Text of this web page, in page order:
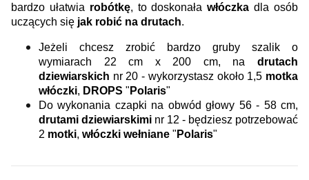
bardzo ułatwia robótkę, to doskonała włóczka dla osób
uczących się jak robić na drutach.
Jeżeli chcesz zrobić bardzo gruby szalik o
wymiarach 22 cm x 200 cm, na drutach
dziewiarskich nr 20 - wykorzystasz około 1,5 motka
włóczki, DROPS " Polaris"
Do wykonania czapki na obwód głowy 56 - 58 cm,
drutami dziewiarskimi nr 12 - będziesz potrzebować
2 motki, włóczki wełniane " Polaris"